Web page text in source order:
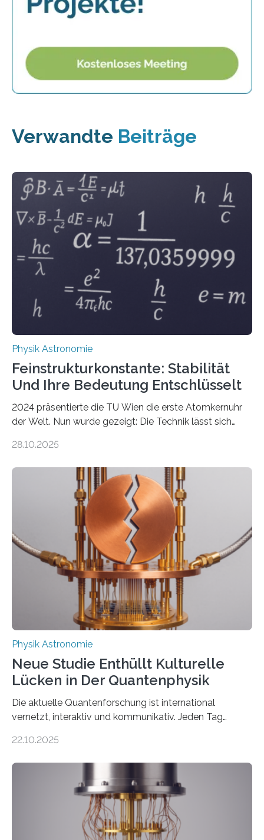
Verwandte Beiträge
Physik Astronomie
Feinstrukturkonstante: Stabilität
Und Ihre Bedeutung Entschlüsselt
2024 präsentierte die TU Wien die erste Atomkernuhr
der Welt. Nun wurde gezeigt: Die Technik lässt sich
fundamentalen Physik nachzugehen. Thorium-
Messungen verwenden. Das hatte man jahrzehntelang
vermutet, weltweit war nach den passenden
Atomkern-Zuständen gesucht worden, 2024 gelang
einem Team der TU Wien mit Unterstützung
internationaler Partner der entscheidende Durchbruch:
Der lange diskutierte Thorium-Kernübergang wurde
gefunden. Kurz darauf konnte man zeigen, dass sich
Thorium tatsächlich nutzen lässt, um hochpräzise…
28.10.2025
Physik Astronomie
Neue Studie Enthüllt Kulturelle
Lücken in Der Quantenphysik
Die aktuelle Quantenforschung ist international
vernetzt, interaktiv und kommunikativ. Jeden Tag
oft von Autor*innen, die eng zusammenarbeiten. Neue
werden schnell weiterentwickelt. Dies ist der Alltag in
der Forschung der Quantentheorie, die dieses Jahr 100
Jahre alt geworden ist, weshalb die UNESCO 2025 zum
Internationalen Jahr der Quantenwissenschaft und -
22.10.2025